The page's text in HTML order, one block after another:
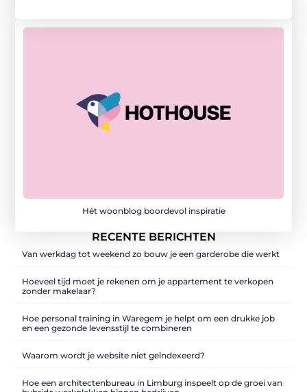
Hét woonblog boordevol inspiratie
RECENTE BERICHTEN
Van werkdag tot weekend zo bouw je een garderobe die werkt
Hoeveel tijd moet je rekenen om je appartement te verkopen
zonder makelaar?
Hoe personal training in Waregem je helpt om een drukke job
en een gezonde levensstijl te combineren
Waarom wordt je website niet geïndexeerd?
Hoe een architectenbureau in Limburg inspeelt op de groei van